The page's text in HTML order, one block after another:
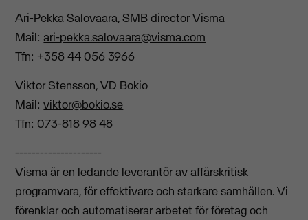
Ari-Pekka Salovaara, SMB director Visma
Mail:ari-pekka.salovaara@visma.com
Tfn: +358 44 056 3966
Viktor Stensson, VD Bokio
Mail:viktor@bokio.se
Tfn: 073-818 98 48
---------------------
Visma är en ledande leverantör av affärskritisk
programvara, för effektivare och starkare samhällen. Vi
förenklar och automatiserar arbetet för företag och